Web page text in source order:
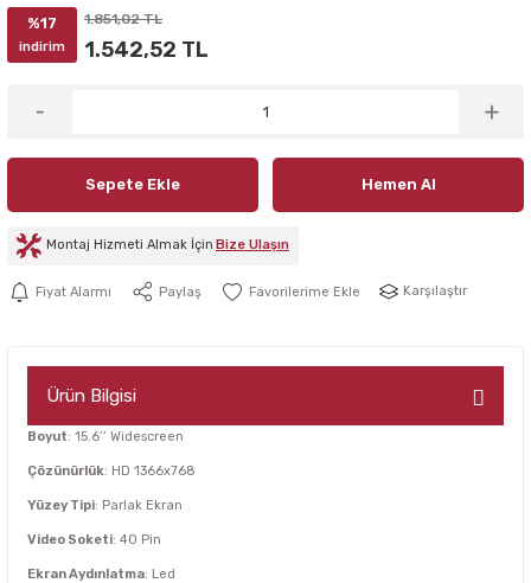
%17
indirim
1.851,02 TL
1.542,52 TL
Sepete Ekle Hemen Al
Montaj Hizmeti Almak İçin Bize Ulaşın
Fiyat Alarmı Paylaş Karşılaştır
Ürün Bilgisi
Boyut: 15.6’’ Widescreen
Çözünürlük: HD 1366x768
Yüzey Tipi: Parlak Ekran
Video Soketi: 40 Pin
Ekran Aydınlatma: Led